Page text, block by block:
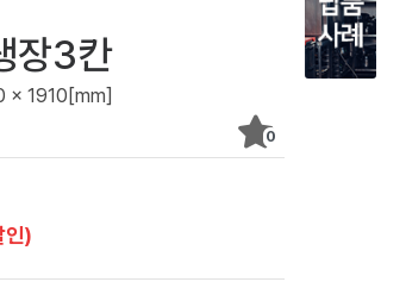
장3칸
x 1910[mm]
0
인)